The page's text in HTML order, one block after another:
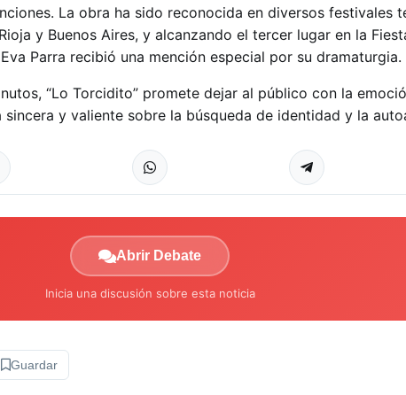
La obra ha sido reconocida en diversos festivales
y Buenos Aires, y alcanzando el tercer lugar en la
Parra recibió una mención especial por su dramaturgia.
“Lo Torcidito” promete dejar al público con la
y valiente sobre la búsqueda de identidad y la
Abrir Debate
Inicia una discusión sobre esta noticia
Guardar